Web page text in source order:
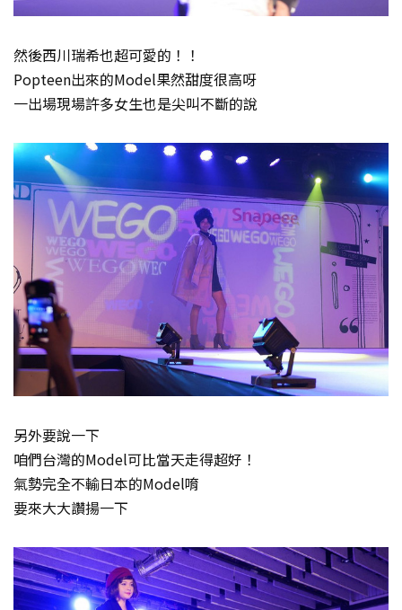
然後西川瑞希也超可愛的！！
Popteen出來的Model果然甜度很高呀
一出場現場許多女生也是尖叫不斷的說
另外要說一下
咱們台灣的Model可比當天走得超好！
氣勢完全不輸日本的Model唷
要來大大讚揚一下